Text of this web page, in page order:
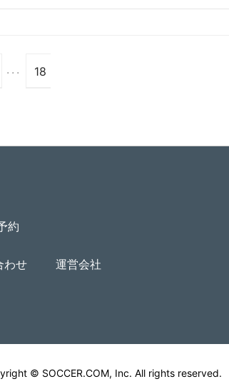
... 18
約
わせ 運営会社
© SOCCER.COM, Inc. All rights reserved.